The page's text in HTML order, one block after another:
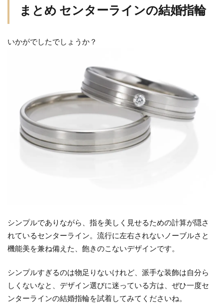
まとめ センターラインの結婚指輪
いかがでしたでしょうか？
シンプルでありながら、指を美しく見せるための計算が隠さ
れているセンターライン。流行に左右されないノーブルさと
機能美を兼ね備えた、飽きのこないデザインです。
シンプルすぎるのは物足りないけれど、派手な装飾は自分ら
しくないなと、デザイン選びに迷っている方は、ぜひ一度セ
ンターラインの結婚指輪を試着してみてくださいね。